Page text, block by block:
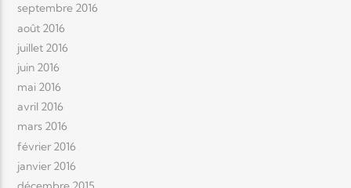
septembre 2016
août 2016
juillet 2016
juin 2016
mai 2016
avril 2016
mars 2016
février 2016
janvier 2016